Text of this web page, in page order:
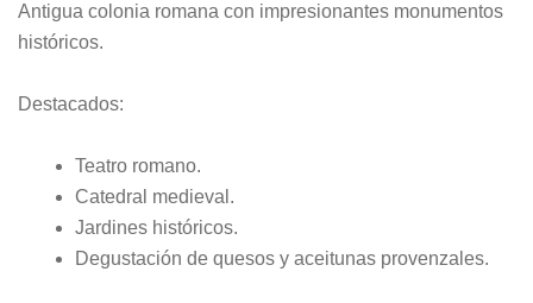
Antigua colonia romana con impresionantes monumentos
históricos.
Destacados:
Teatro romano.
Catedral medieval.
Jardines históricos.
Degustación de quesos y aceitunas provenzales.